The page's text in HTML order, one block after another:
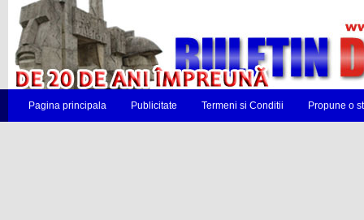
Pagina principala Publicitate Termeni si Conditii Propune o